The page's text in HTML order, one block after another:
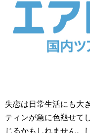
失恋は日常生活にも大
ティンが急に色褪せて
じるかもしれません。